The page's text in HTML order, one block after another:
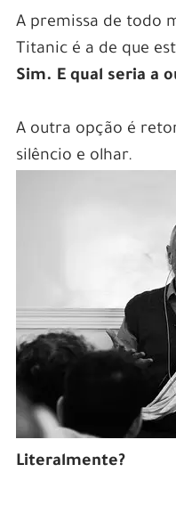
A premissa de todo
Titanic é a de que
Sim. E qual seria a
A outra opção é
silêncio e olhar.
Literalmente?